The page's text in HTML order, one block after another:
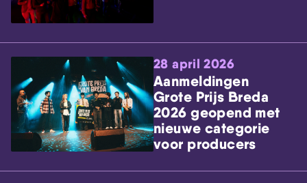
28 april 2026
Aanmeldingen
Grote Prijs Breda
2026 geopend met
nieuwe categorie
voor producers